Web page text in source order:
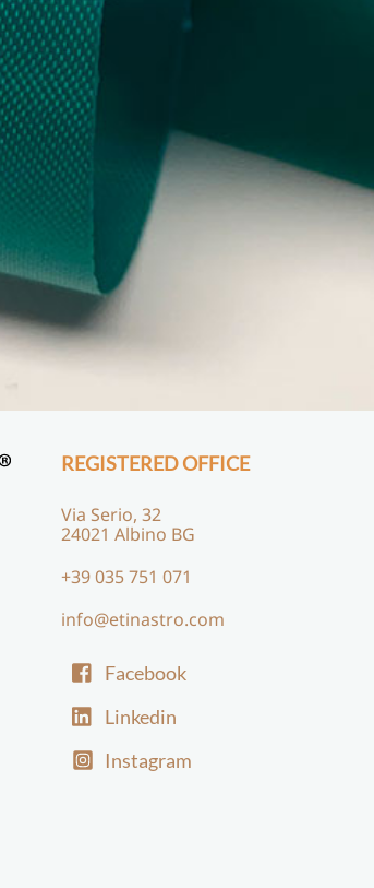
REGISTERED OFFICE
Via Serio, 32
24021 Albino BG
+39 035 751 071
info@etinastro.com
Facebook
Linkedin
Instagram